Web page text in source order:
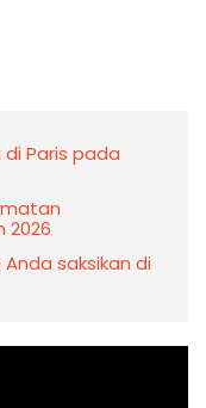
Paris pada
2026
saksikan di